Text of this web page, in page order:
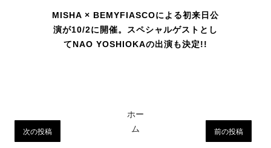
MISHA × BEMYFIASCOによる初来日公
演が10/2に開催。スペシャルゲストとし
てNAO YOSHIOKAの出演も決定!!
次の投稿 前の投稿
ホー
ム